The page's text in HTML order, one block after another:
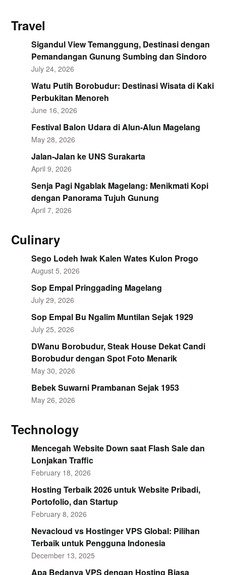
Travel
Sigandul View Temanggung, Destinasi dengan
Pemandangan Gunung Sumbing dan Sindoro
July 24, 2026
Watu Putih Borobudur: Destinasi Wisata di Kaki
Perbukitan Menoreh
June 16, 2026
Festival Balon Udara di Alun-Alun Magelang
May 28, 2026
Jalan-Jalan ke UNS Surakarta
April 9, 2026
Senja Pagi Ngablak Magelang: Menikmati Kopi
dengan Panorama Tujuh Gunung
April 7, 2026
Culinary
Sego Lodeh Iwak Kalen Wates Kulon Progo
August 5, 2026
Sop Empal Pringgading Magelang
July 29, 2026
Sop Empal Bu Ngalim Muntilan Sejak 1929
July 25, 2026
DWanu Borobudur, Steak House Dekat Candi
Borobudur dengan Spot Foto Menarik
May 30, 2026
Bebek Suwarni Prambanan Sejak 1953
May 26, 2026
Technology
Mencegah Website Down saat Flash Sale dan
Lonjakan Traffic
February 18, 2026
Hosting Terbaik 2026 untuk Website Pribadi,
Portofolio, dan Startup
February 8, 2026
Nevacloud vs Hostinger VPS Global: Pilihan
Terbaik untuk Pengguna Indonesia
December 13, 2025
Apa Bedanya VPS dengan Hosting Biasa